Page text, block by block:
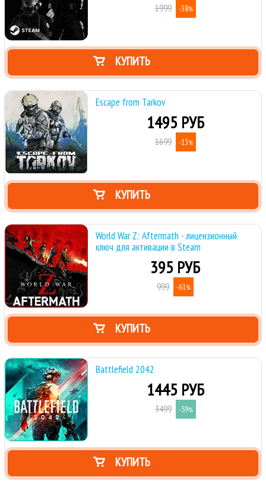
1999 -38%
КУПИТЬ
Escape from Tarkov
1495 РУБ
1699 -13%
КУПИТЬ
World War Z: Aftermath - лицензионный
ключ для активации в Steam
395 РУБ
999 -61%
КУПИТЬ
Battlefield 2042
1445 РУБ
3499 -59%
КУПИТЬ